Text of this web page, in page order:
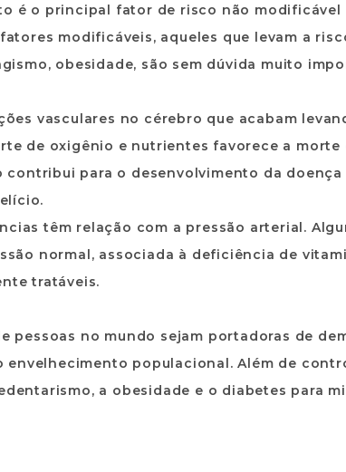
é o principal fator de risco não modificável
modificáveis, aqueles que levam a
obesidade, são sem dúvida muito
vasculares no cérebro que acabam
de oxigênio e nutrientes favorece a morte
contribui para o desenvolvimento da
têm relação com a pressão arterial.
normal, associada à deficiência de
tratáveis.
pessoas no mundo sejam portadoras de
populacional. Além de
a obesidade e o diabetes para